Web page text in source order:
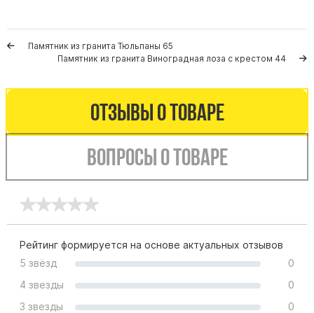
Ограды из гранита
Столбы для ограды чугун
Ограды металл
Тротуарная плитка
Венки
Вазы из гранита
Скульптуры в полный рост
Памятник из гранита Тюльпаны 65
Памятник из гранита Виноградная лоза с крестом 44
Отзывы о товаре
Вопросы о товаре
Рейтинг формируется на основе актуальных отзывов
5 звёзд
0
4 звезды
0
3 звезды
0